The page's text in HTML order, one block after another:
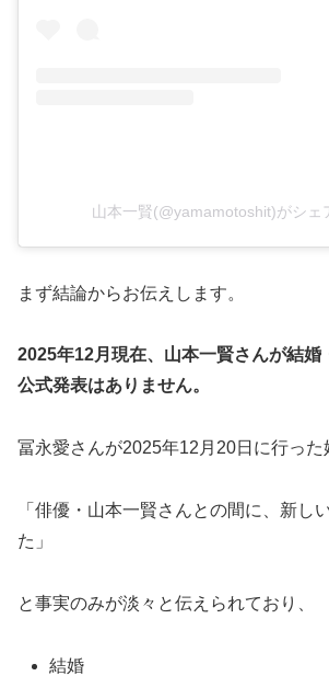
山本一賢(@yamamotoshit)がシェ
まず結論からお伝えします。
2025年12月現在、山本一賢さんが結婚
公式発表はありません。
冨永愛さんが2025年12月20日に行った
「俳優・山本一賢さんとの間に、新し
た」
と事実のみが淡々と伝えられており、
結婚